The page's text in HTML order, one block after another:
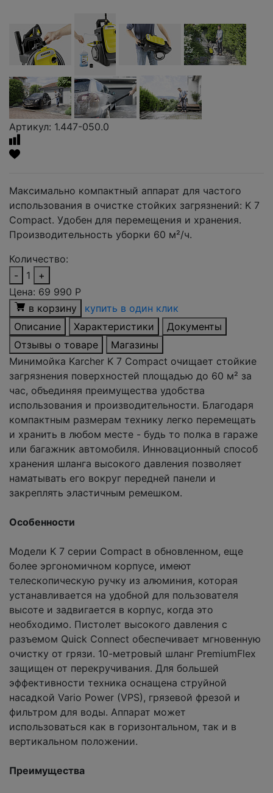
Артикул: 1.447-050.0
Максимально компактный аппарат для частого
использования в очистке стойких загрязнений: K 7
Compact. Удобен для перемещения и хранения.
Производительность уборки 60 м²/ч.
Количество:
-
1
+
Цена: 69 990 Р
в корзину
купить в один клик
Описание
Характеристики
Документы
Отзывы о товаре
Магазины
Минимойка Karcher K 7 Compact очищает стойкие
загрязнения поверхностей площадью до 60 м² за
час, объединяя преимущества удобства
использования и производительности. Благодаря
компактным размерам технику легко перемещать
и хранить в любом месте - будь то полка в гараже
или багажник автомобиля. Инновационный способ
хранения шланга высокого давления позволяет
наматывать его вокруг передней панели и
закреплять эластичным ремешком.
Особенности
Модели K 7 серии Compact в обновленном, еще
более эргономичном корпусе, имеют
телескопическую ручку из алюминия, которая
устанавливается на удобной для пользователя
высоте и задвигается в корпус, когда это
необходимо. Пистолет высокого давления с
разъемом Quick Connect обеспечивает мгновенную
очистку от грязи. 10-метровый шланг PremiumFlex
защищен от перекручивания. Для большей
эффективности техника оснащена струйной
насадкой Vario Power (VPS), грязевой фрезой и
фильтром для воды. Аппарат может
использоваться как в горизонтальном, так и в
вертикальном положении.
Преимущества